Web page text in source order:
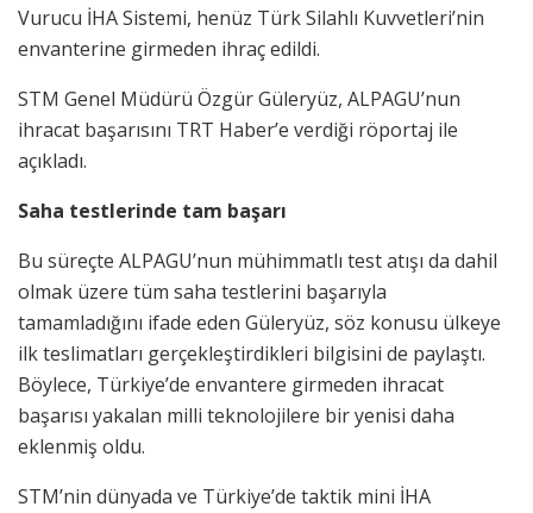
Vurucu İHA Sistemi, henüz Türk Silahlı Kuvvetleri’nin
envanterine girmeden ihraç edildi.
STM Genel Müdürü Özgür Güleryüz, ALPAGU’nun
ihracat başarısını TRT Haber’e verdiği röportaj ile
açıkladı.
Saha testlerinde tam başarı
Bu süreçte ALPAGU’nun mühimmatlı test atışı da dahil
olmak üzere tüm saha testlerini başarıyla
tamamladığını ifade eden Güleryüz, söz konusu ülkeye
ilk teslimatları gerçekleştirdikleri bilgisini de paylaştı.
Böylece, Türkiye’de envantere girmeden ihracat
başarısı yakalan milli teknolojilere bir yenisi daha
eklenmiş oldu.
STM’nin dünyada ve Türkiye’de taktik mini İHA